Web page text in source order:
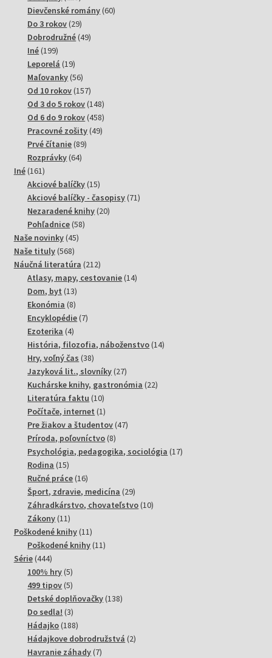
produktov
Dievčenské romány 6060
Do 3 rokov 2929
produktov
Dobrodružné 4949
Iné 199199
produktov
Leporelá 1919
produktov
Maľovanky 5656
produktov
Od 10 rokov 157157
produktov
Od 3 do 5 rokov 148148
produktov
Od 6 do 9 rokov 458458
produktov
Pracovné zošity 4949
Prvé čítanie 8989
Rozprávky 6464
Iné 161161
produktov
Akciové balíčky 1515
produktov
Akciové balíčky - časopisy 7171
Nezaradené knihy 2020
Pohľadnice 5858
Naše novinky 4545
Naše tituly 568568
produktov
Náučná literatúra 212212
produktov
Atlasy, mapy, cestovanie 1414
Dom, byt 1313
produktov
Ekonómia 88
produktov
Encyklopédie 77
Ezoterika 44
produkty
História, filozofia, náboženstvo 1414
Hry, voľný čas 3838
produktov
Jazyková lit., slovníky 2727
produktov
Kuchárske knihy, gastronómia 2222
Literatúra faktu 1010
produktov
Počítače, internet 11
produkt
Pre žiakov a študentov 4747
Príroda, poľovníctvo 88
produktov
Psychológia, pedagogika, sociológia 1717
Rodina 1515
produktov
Ručné práce 1616
produktov
Šport, zdravie, medicína 2929
produktov
Záhradkárstvo, chovateľstvo 1010
Zákony 1111
produktov
Poškodené knihy 1111
produktov
Poškodené knihy 1111
Série 444444
produktov
100% hry 55
produktov
499 tipov 55
produktov
Detské doplňovačky 138138
Do sedla! 33
produkty
Hádajko 188188
produktov
Hádajkove dobrodružstvá 22
Havranie záhady 77